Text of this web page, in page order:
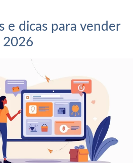
e dicas para vender
2026